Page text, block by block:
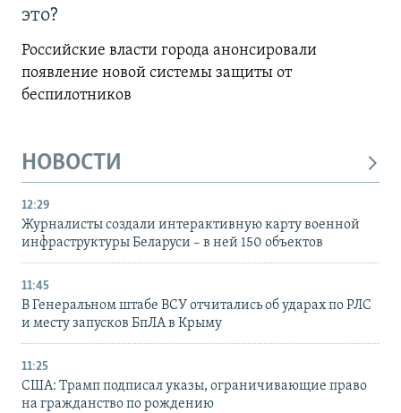
это?
Российские власти города анонсировали
появление новой системы защиты от
беспилотников
НОВОСТИ
12:29
Журналисты создали интерактивную карту военной
инфраструктуры Беларуси – в ней 150 объектов
11:45
В Генеральном штабе ВСУ отчитались об ударах по РЛС
и месту запусков БпЛА в Крыму
11:25
США: Трамп подписал указы, ограничивающие право
на гражданство по рождению